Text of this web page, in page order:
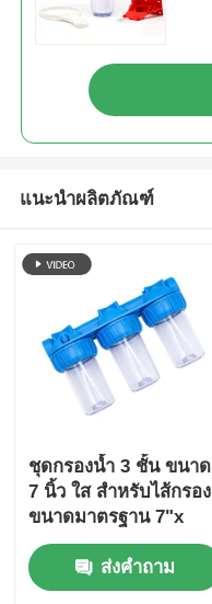
แนะนำผลิตภัณฑ์
ชุดกรองน้ำ 3 ชั้น ขนาด
7 นิ้ว ใส สำหรับไส้กรอง
ขนาดมาตรฐาน 7"x
2.5"
ส่งคำถาม